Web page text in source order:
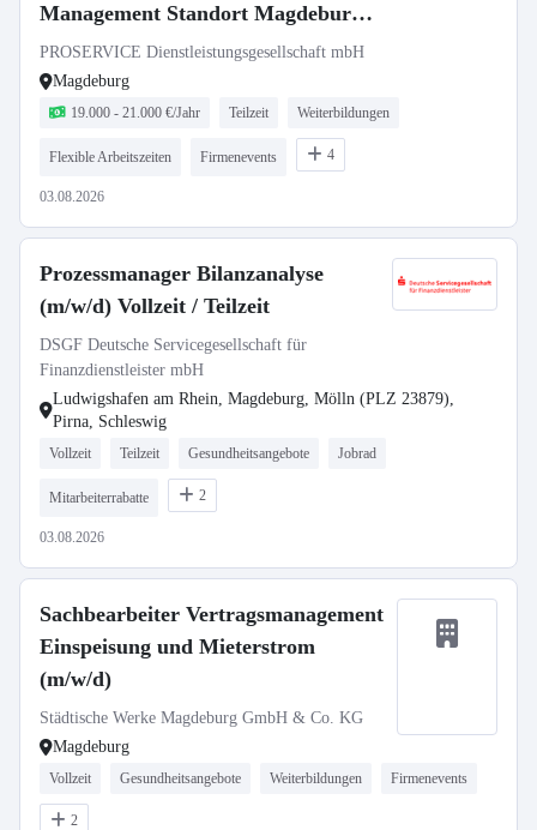
Management Standort Magdeburg
in Teilzeit (20 Wochenstunden)
PROSERVICE Dienstleistungsgesellschaft mbH
Magdeburg
19.000 - 21.000 €/Jahr Teilzeit Weiterbildungen
Flexible Arbeitszeiten Firmenevents 4
03.08.2026
Prozessmanager Bilanzanalyse
(m/w/d) Vollzeit / Teilzeit
DSGF Deutsche Servicegesellschaft für
Finanzdienstleister mbH
Ludwigshafen am Rhein, Magdeburg, Mölln (PLZ 23879),
Pirna, Schleswig
Vollzeit Teilzeit Gesundheitsangebote Jobrad
Mitarbeiterrabatte 2
03.08.2026
Sachbearbeiter Vertragsmanagement
Einspeisung und Mieterstrom
(m/w/d)
Städtische Werke Magdeburg GmbH & Co. KG
Magdeburg
Vollzeit Gesundheitsangebote Weiterbildungen Firmenevents
2